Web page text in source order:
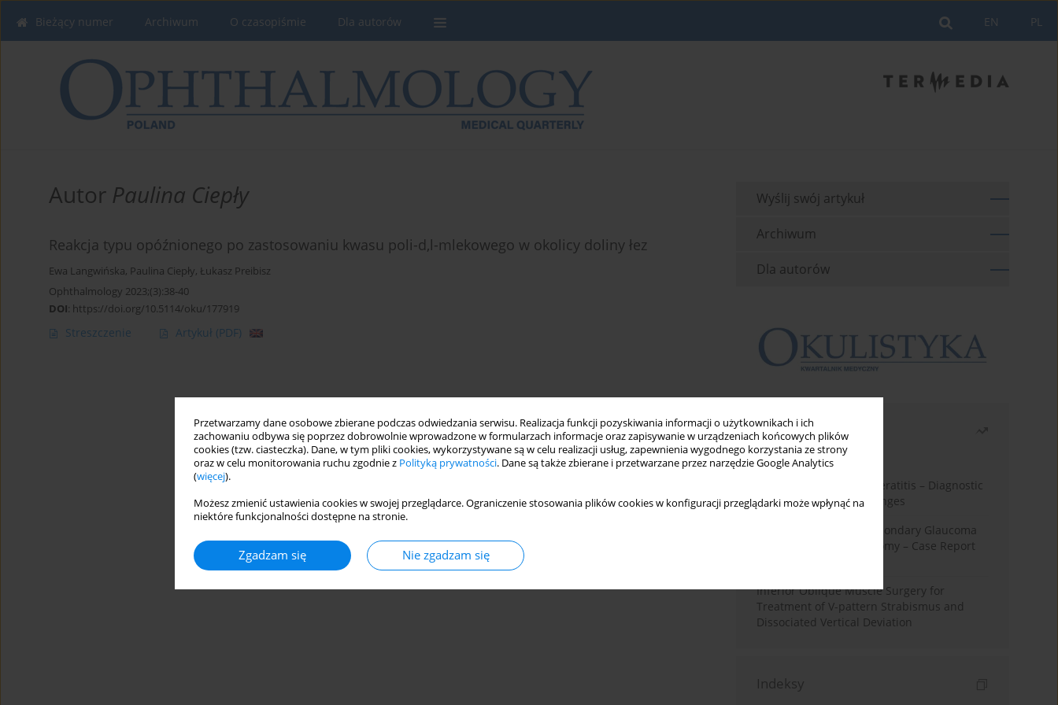
Przetwarzamy dane osobowe zbierane podczas odwiedzania serwisu. Realizacja funkcji pozyskiwania informacji o użytkownikach i ich
zachowaniu odbywa się poprzez dobrowolnie wprowadzone w formularzach informacje oraz zapisywanie w urządzeniach końcowych plików
cookies (tzw. ciasteczka). Dane, w tym pliki cookies, wykorzystywane są w celu realizacji usług, zapewnienia wygodnego korzystania ze strony
oraz w celu monitorowania ruchu zgodnie z Polityką prywatności. Dane są także zbierane i przetwarzane przez narzędzie Google Analytics
(więcej).
Możesz zmienić ustawienia cookies w swojej przeglądarce. Ograniczenie stosowania plików cookies w konfiguracji przeglądarki może wpłynąć na
niektóre funkcjonalności dostępne na stronie.
Zgadzam się Nie zgadzam się
PL
EN
Bieżący numer Archiwum O czasopiśmie Dla autorów
Autor Paulina Ciepły
Reakcja typu opóźnionego po zastosowaniu kwasu poli-d,l-mlekowego w okolicy doliny łez
Ewa Langwińska, Paulina Ciepły, Łukasz Preibisz
Ophthalmology 2023;(3):38-40
DOI: https://doi.org/10.5114/oku/177919
Streszczenie Artykuł (PDF)
Wyślij swój artykuł
Archiwum
Dla autorów
Najczęściej czytane
Miesiąc
Rok
Herpes Simplex Virus Keratitis – Diagnostic
and Therapeutic Challenges
Silicone Oil-Induced Secondary Glaucoma
After Pars Plana Vitrectomy – Case Report
Inferior Oblique Muscle Surgery for
Treatment of V-pattern Strabismus and
Dissociated Vertical Deviation
Indeksy